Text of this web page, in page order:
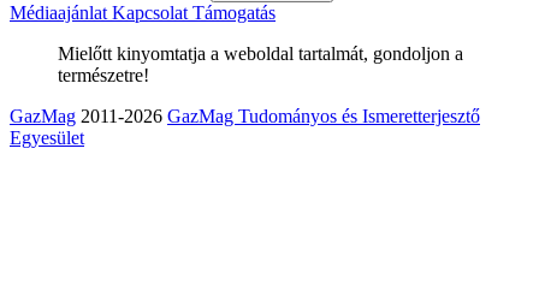
Médiaajánlat Kapcsolat Támogatás
Mielőtt kinyomtatja a weboldal tartalmát, gondoljon a
természetre!
GazMag 2011-2026 GazMag Tudományos és Ismeretterjesztő
Egyesület